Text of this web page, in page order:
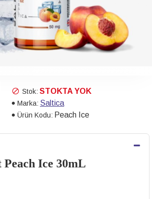
Stok: STOKTA YOK
Marka: Saltica
Ürün Kodu: Peach Ice
Ice 30mL